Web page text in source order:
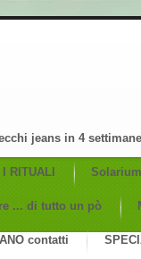
jeans in 4 settimane
I RITUALI Solarium
... di tutto un pò
contatti